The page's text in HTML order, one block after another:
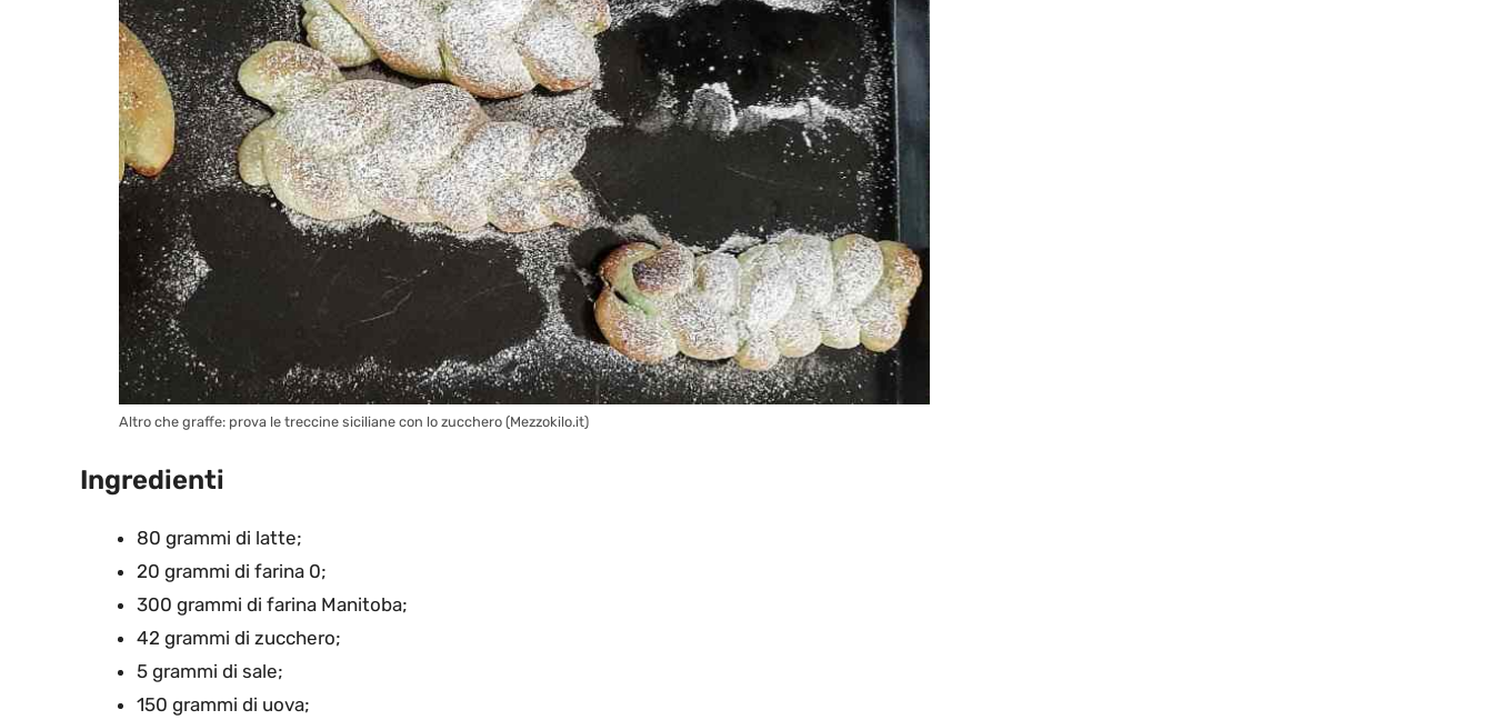
Altro che graffe: prova le treccine siciliane con lo zucchero (Mezzokilo.it)
Ingredienti
80 grammi di latte;
20 grammi di farina 0;
300 grammi di farina Manitoba;
42 grammi di zucchero;
5 grammi di sale;
150 grammi di uova;